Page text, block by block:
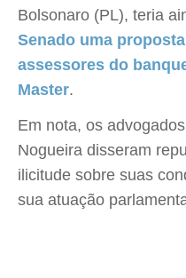
Bolsonaro (PL), teria
Senado uma
assessores do
Master.
Em nota, os
Nogueira disseram
ilicitude sobre suas
sua atuação